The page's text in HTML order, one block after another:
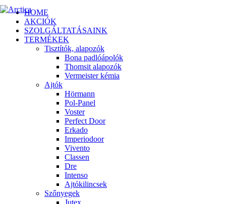
HOME
AKCIÓK
SZOLGÁLTATÁSAINK
TERMÉKEK
Tisztítók, alapozók
Bona padlóápolók
Thomsit alapozók
Vermeister kémia
Ajtók
Hörmann
Pol-Panel
Voster
Perfect Door
Erkado
Imperiodoor
Vivento
Classen
Dre
Intenso
Ajtókilincsek
Szőnyegek
Jutex